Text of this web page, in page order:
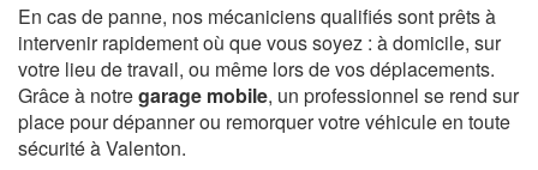
En cas de panne, nos mécaniciens qualifiés sont prêts à
intervenir rapidement où que vous soyez : à domicile, sur
votre lieu de travail, ou même lors de vos déplacements.
Grâce à notregarage mobile, un professionnel se rend sur
place pour dépanner ou remorquer votre véhicule en toute
sécurité à Valenton.